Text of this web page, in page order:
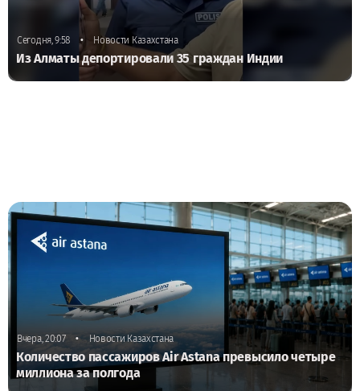
Сегодня, 9:58 • Новости Казахстана
Из Алматы депортировали 35 граждан Индии
Вчера, 20:07 • Новости Казахстана
Количество пассажиров Air Astana превысило четыре
миллиона за полгода